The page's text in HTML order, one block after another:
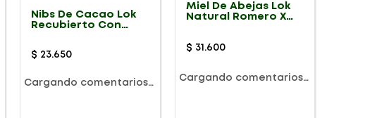
Nibs De Cacao Lok
Recubierto Con
$ 23.650
Cargando comentarios…
Miel De Abejas Lok
Natural Romero X
$ 31 .600
Cargando comentarios…